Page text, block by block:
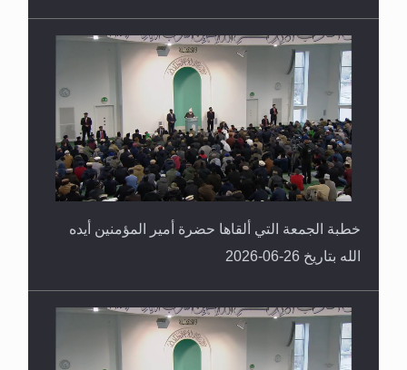
خطبة الجمعة التي ألقاها حضرة أمير المؤمنين أيده
الله بتاريخ 26-06-2026